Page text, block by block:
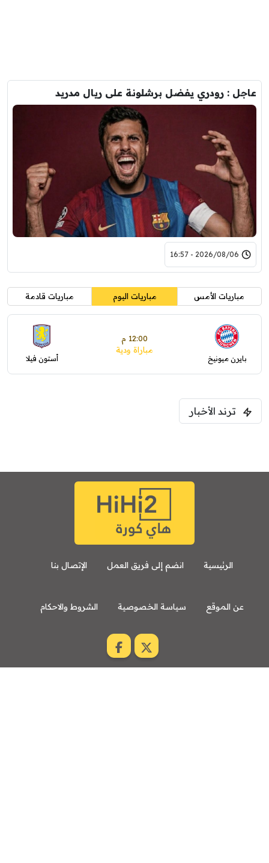
عاجل : رودري يفضل برشلونة على ريال مدريد
2026/08/06 - 16:57
مباريات الأمس مباريات اليوم مباريات قادمة
بايرن ميونيخ
12:00 م
مباراة ودية
أستون فيلا
ترند الأخبار
الرئيسية انضم إلى فريق العمل الإتصال بنا
عن الموقع سياسة الخصوصية الشروط والاحكام